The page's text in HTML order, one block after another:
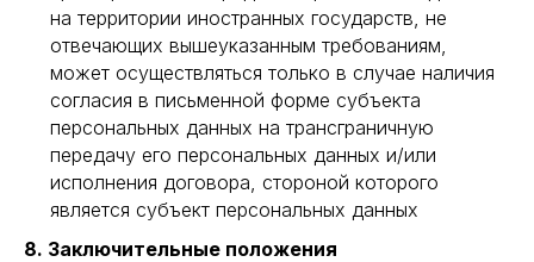
на территории иностранных государств, не
отвечающих вышеуказанным требованиям,
может осуществляться только в случае наличия
согласия в письменной форме субъекта
персональных данных на трансграничную
передачу его персональных данных и/или
исполнения договора, стороной которого
является субъект персональных данных
8. Заключительные положения
Оплата по контракту
Контакты
О КОМПАНИИ